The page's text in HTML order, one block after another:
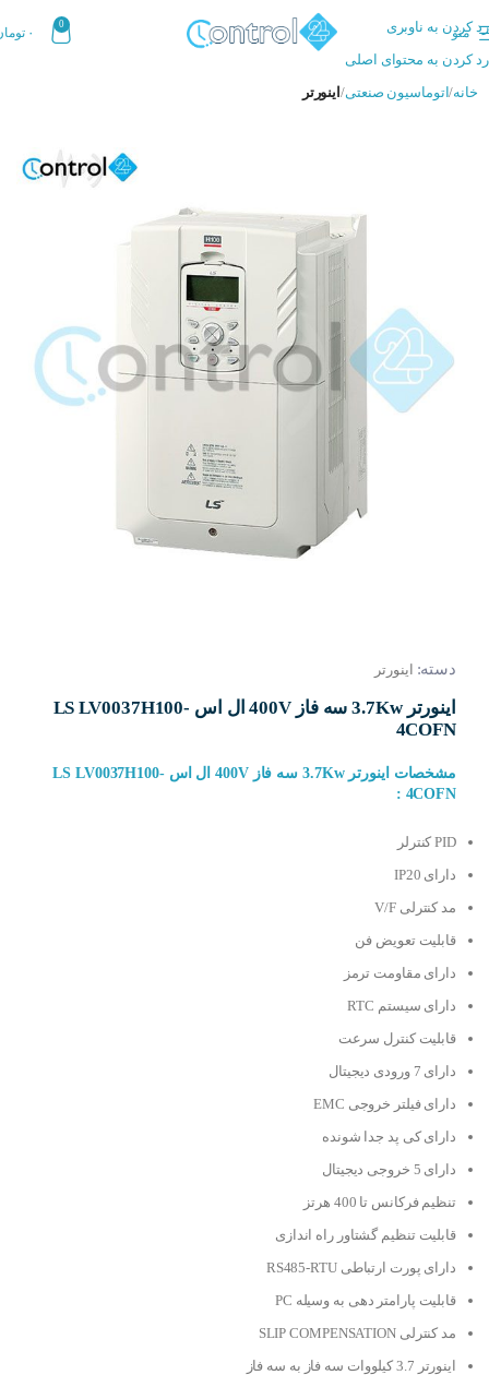
رد کردن به ناوبری
رد کردن به محتوای اصلی
منو
0
۰
خانه اتوماسیون صنعتی اینورتر
دسته: اینورتر
اینورتر 3.7Kw سه فاز 400V ال اس LS LV0037H100-
4COFN
مشخصات اینورتر 3.7Kw سه فاز 400V ال اس LS LV0037H100-
4COFN :
PID کنترلر
دارای IP20
مد کنترلی V/F
قابلیت تعویض فن
دارای مقاومت ترمز
دارای سیستم RTC
قابلیت کنترل سرعت
دارای 7 ورودی دیجیتال
دارای فیلتر خروجی EMC
دارای کی پد جدا شونده
دارای 5 خروجی دیجیتال
تنظیم فرکانس تا 400 هرتز
قابلیت تنظیم گشتاور راه اندازی
دارای پورت ارتباطی RS485-RTU
قابلیت پارامتر دهی به وسیله PC
مد کنترلی SLIP COMPENSATION
اینورتر 3.7 کیلووات سه فاز به سه فاز